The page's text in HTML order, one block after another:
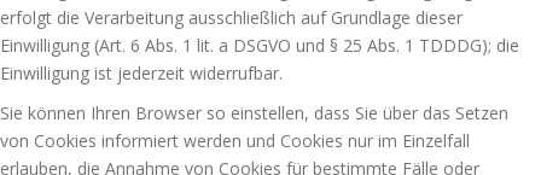
erfolgt die Verarbeitung ausschließlich auf Grundlage dieser
Einwilligung (Art. 6 Abs. 1 lit. a DSGVO und § 25 Abs. 1 TDDDG); die
Einwilligung ist jederzeit widerrufbar.
Sie können Ihren Browser so einstellen, dass Sie über das Setzen
von Cookies informiert werden und Cookies nur im Einzelfall
erlauben, die Annahme von Cookies für bestimmte Fälle oder